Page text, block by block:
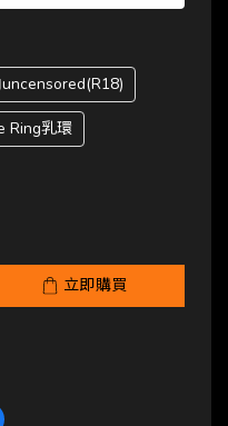
Ring乳環
立即購買